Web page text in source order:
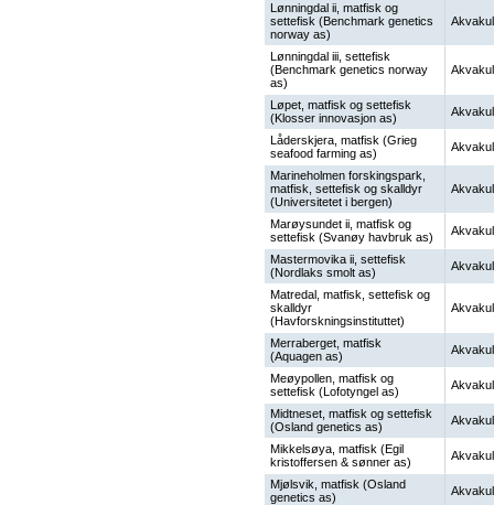
Lønningdal ii, matfisk og
settefisk (Benchmark genetics
norway as)
Lønningdal iii, settefisk
(Benchmark genetics norway
as)
Løpet, matfisk og settefisk
(Klosser innovasjon as)
Låderskjera, matfisk (Grieg
seafood farming as)
Marineholmen forskingspark,
matfisk, settefisk og skalldyr
(Universitetet i bergen)
Marøysundet ii, matfisk og
settefisk (Svanøy havbruk as)
Mastermovika ii, settefisk
(Nordlaks smolt as)
Matredal, matfisk, settefisk og
skalldyr
(Havforskningsinstituttet)
Merraberget, matfisk
(Aquagen as)
Meøypollen, matfisk og
settefisk (Lofotyngel as)
Midtneset, matfisk og settefisk
(Osland genetics as)
Mikkelsøya, matfisk (Egil
kristoffersen & sønner as)
Mjølsvik, matfisk (Osland
genetics as)